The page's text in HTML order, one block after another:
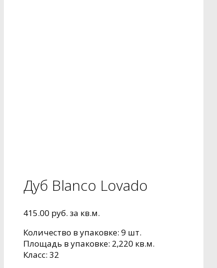
Дуб Blanco Lovado
415.00 руб. за кв.м.
Количество в упаковке: 9 шт.
Площадь в упаковке: 2,220 кв.м.
Класс: 32